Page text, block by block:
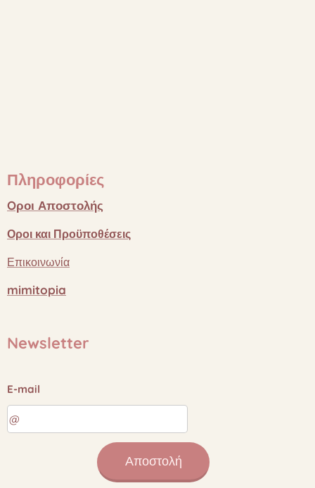
Πληροφορίες
Oροι Αποστολής
Οροι και Προϋποθέσεις
Επικοινωνία
mimitopia
Newsletter
E-mail
Αποστολή